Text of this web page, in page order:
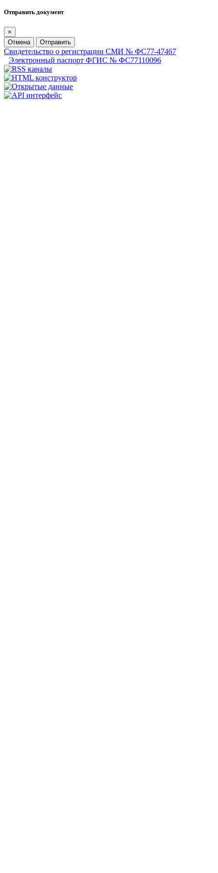
Отправить документ
×
Отмена
Отправить
Свидетельство о регистрации СМИ № ФС77-47467
Электронный паспорт ФГИС № ФС77110096